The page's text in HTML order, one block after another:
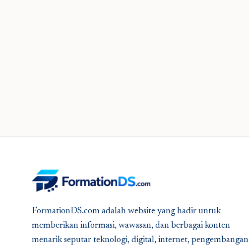
FormationDS.com adalah website yang hadir untuk
memberikan informasi, wawasan, dan berbagai konten
menarik seputar teknologi, digital, internet, pengembangan